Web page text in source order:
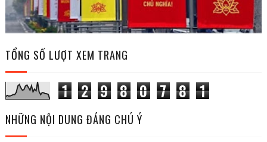
TỔNG SỐ LƯỢT XEM TRANG
1 2 9 8 0 7 8 1
NHỮNG NỘI DUNG ĐÁNG CHÚ Ý